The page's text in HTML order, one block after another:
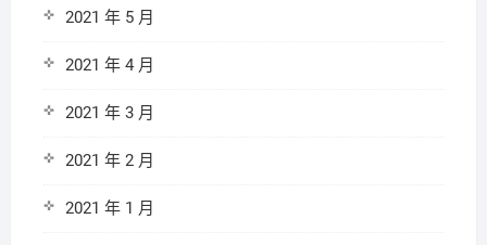
2021 年 5 月
2021 年 4 月
2021 年 3 月
2021 年 2 月
2021 年 1 月